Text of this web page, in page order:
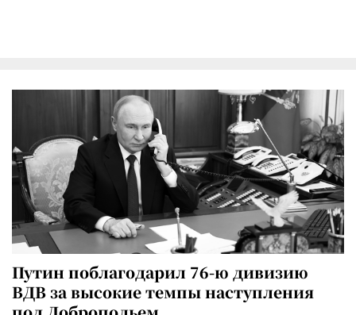
Путин поблагодарил 76-ю дивизию
ВДВ за высокие темпы наступления